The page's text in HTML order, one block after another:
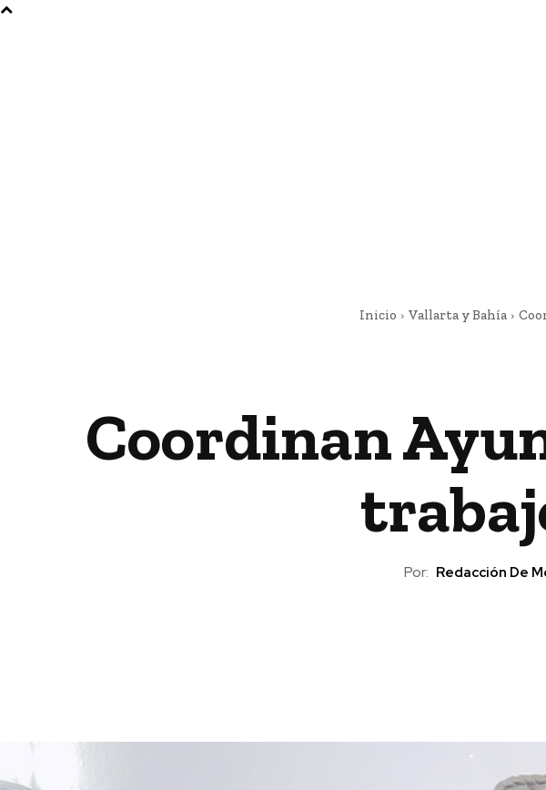
Inicio Vallarta y Bahía
Coordinan
Por: Redacción De